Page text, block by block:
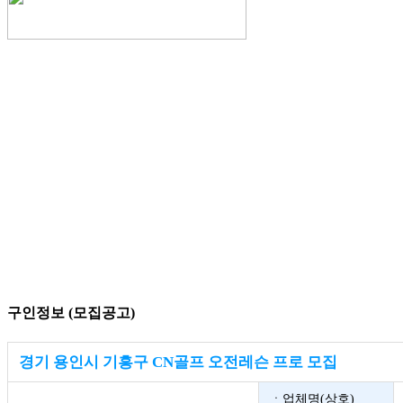
구인정보 (모집공고)
경기 용인시 기흥구 CN골프 오전레슨 프로 모집
ㆍ업체명(상호)